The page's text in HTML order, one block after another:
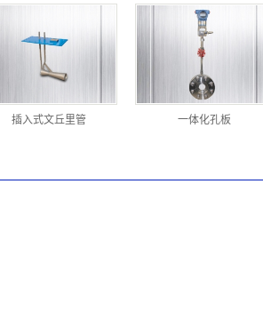
插入式文丘里管 一体化孔板